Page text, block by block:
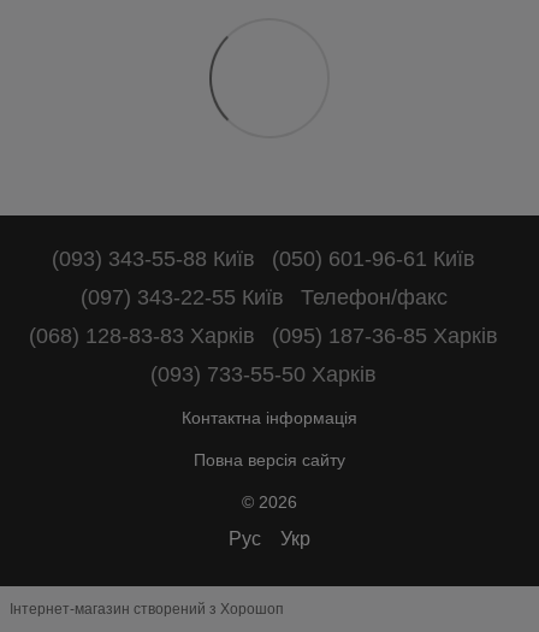
(093) 343-55-88 Київ
(050) 601-96-61 Київ
(097) 343-22-55 Київ
Телефон/факс
(068) 128-83-83 Харків
(095) 187-36-85 Харків
(093) 733-55-50 Харків
Контактна інформація
Повна версія сайту
© 2026
Рус Укр
Інтернет-магазин створений з Хорошоп